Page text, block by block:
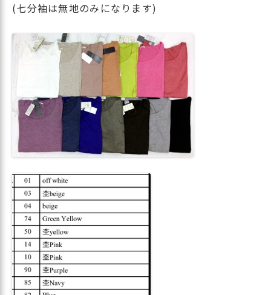
(七分袖は無地のみになります)